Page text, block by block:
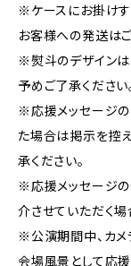
※ケースにお掛け
お客様への発送はご
※熨斗のデザインは
予めご了承ください
※応援メッセージの
た場合は掲示を控
承ください。
※応援メッセージ
介させていただく場
※公演期間中、カメ
会場風景として応